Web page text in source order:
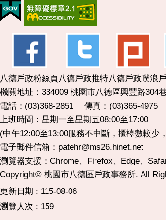
八德戶政粉絲頁 八德戶政推特八德戶政噗浪
機關地址：334009 桃園市八德區興豐路304
電話：(03)368-2851 傳真：(03)365-4975
上班時間：星期一至星期五08:00至17:00
(中午12:00至13:00服務不中斷，櫃檯數較少
電子郵件信箱：patehr@ms26.hinet.net
瀏覽器支援：Chrome、Firefox、Edge、
Copyright© 桃園市八德區戶政事務所. All
更新日期
115-08-06
瀏覽人次
159